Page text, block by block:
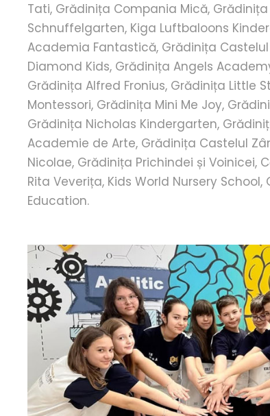
Tati, Grădinița Compania Mică,
Schnuffelgarten, Kiga Luftbaloons
Academia Fantastică, Grădinița
Diamond Kids, Grădinița Angels
Grădinița Alfred Fronius, Grădinița Little
Montessori, Grădinița Mini Me Joy,
Grădinița Nicholas Kindergarten,
Academie de Arte, Grădinița Castelul
Nicolae, Grădinița Prichindei și Voinicei,
Rita Veverița, Kids World Nursery
Education.